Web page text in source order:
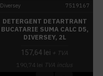
Diversey 7519167
DETERGENT DETARTRANT
BUCATARIE SUMA CALC D5,
DIVERSEY, 2L
157,64 lei + TVA
190,74 lei TVA inclus